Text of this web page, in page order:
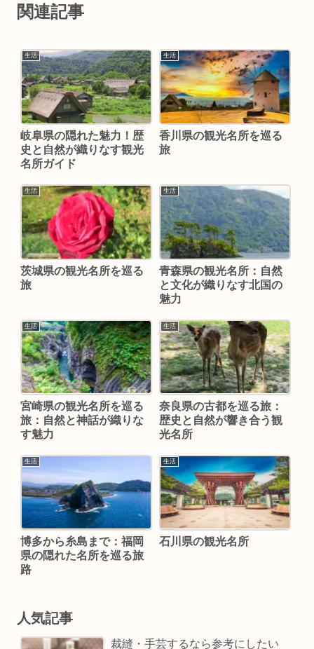
関連記事
生活
岐阜県の隠れた魅力！歴
史と自然が織りなす観光
名所ガイド
生活
香川県の観光名所を巡る
旅
生活
茨城県の観光名所を巡る
旅
生活
青森県の観光名所：自然
と文化が織りなす北国の
魅力
生活
宮崎県の観光名所を巡る
旅：自然と神話が織りな
す魅力
生活
奈良県の古都を巡る旅：
歴史と自然が響き合う観
光名所
生活
博多から糸島まで：福岡
県の隠れた名所を巡る旅
路
生活
石川県の観光名所
人気記事
裁縫・手芸するなら参考にしたい